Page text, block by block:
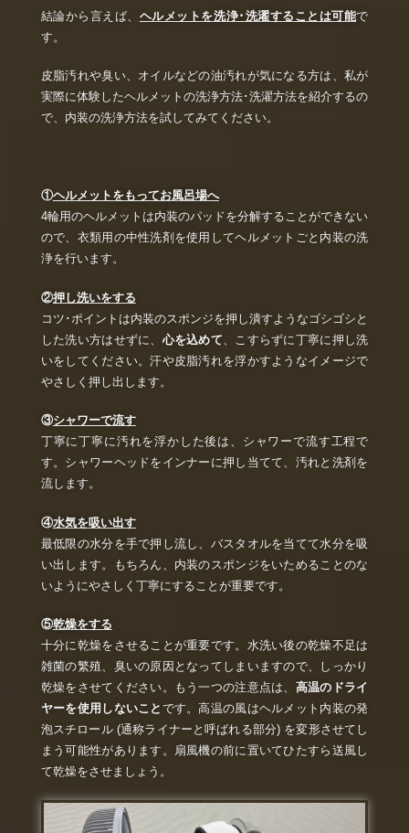
結論から言えば、 ヘルメットを洗浄･洗濯することは可能で
す。
皮脂汚れや臭い、オイルなどの油汚れが気になる方は、私が
実際に体験したヘルメットの洗浄方法･洗濯方法を紹介するの
で、内装の洗浄方法を試してみてください。
①ヘルメットをもってお風呂場へ
4輪用のヘルメットは内装のパッドを分解することができない
ので、衣類用の中性洗剤を使用してヘルメットごと内装の洗
浄を行います。
②押し洗いをする
コツ･ポイントは内装のスポンジを押し潰すようなゴシゴシと
した洗い方はせずに、心を込めて 、こすらずに丁寧に押し洗
いをしてください。汗や皮脂汚れを浮かすようなイメージで
やさしく押し出します。
③シャワーで流す
丁寧に丁寧に汚れを浮かした後は、シャワーで流す工程で
す。シャワーヘッドをインナーに押し当てて、汚れと洗剤を
流します。
④水気を吸い出す
最低限の水分を手で押し流し、バスタオルを当てて水分を吸
い出します。もちろん、内装のスポンジをいためることのな
いようにやさしく丁寧にすることが重要です。
⑤乾燥をする
十分に乾燥をさせることが重要です。水洗い後の乾燥不足は
雑菌の繁殖、臭いの原因となってしまいますので、しっかり
乾燥をさせてください。もう一つの注意点は、 高温のドライ
ヤーを使用しないこと です。高温の風はヘルメット内装の発
泡スチロール (通称ライナーと呼ばれる部分) を変形させてし
まう可能性があります。扇風機の前に置いてひたすら送風し
て乾燥をさせましょう。